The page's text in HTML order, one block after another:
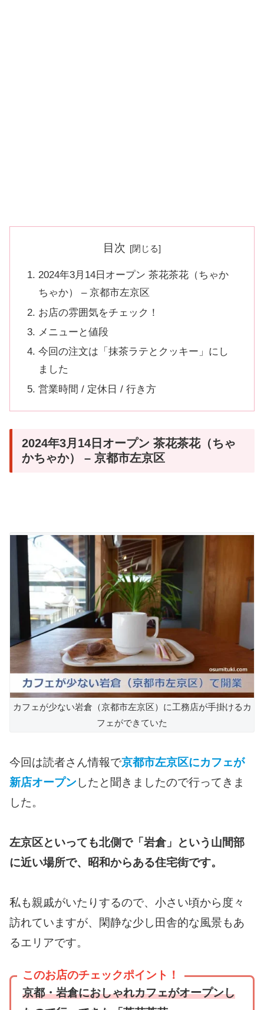
目次
2024年3月14日オープン 茶花茶花（ちゃか
ちゃか） – 京都市左京区
お店の雰囲気をチェック！
メニューと値段
今回の注文は「抹茶ラテとクッキー」にし
ました
営業時間 / 定休日 / 行き方
2024年3月14日オープン 茶花茶花（ちゃ
かちゃか） – 京都市左京区
カフェが少ない岩倉（京都市左京区）に工務店が手掛けるカ
フェができていた
今回は読者さん情報で京都市左京区にカフェが
新店オープンしたと聞きましたので行ってきま
した。
左京区といっても北側で「岩倉」という山間部
に近い場所で、昭和からある住宅街です。
私も親戚がいたりするので、小さい頃から度々
訪れていますが、閑静な少し田舎的な風景もあ
るエリアです。
このお店のチェックポイント！
京都・岩倉におしゃれカフェがオープンし